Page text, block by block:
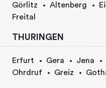
Görlitz
Altenberg
Freital
THURINGEN
Erfurt Gera Jena
Ohrdruf
Greiz